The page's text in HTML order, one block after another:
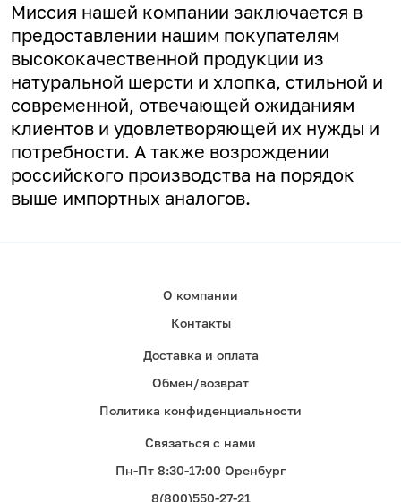
Миссия нашей компании заключается в
предоставлении нашим покупателям
высококачественной продукции из
натуральной шерсти и хлопка, стильной и
современной, отвечающей ожиданиям
клиентов и удовлетворяющей их нужды и
потребности. А также возрождении
российского производства на порядок
выше импортных аналогов.
О компании
Контакты
Доставка и оплата
Обмен/возврат
Политика конфиденциальности
Связаться с нами
Пн-Пт 8:30-17:00 Оренбург
8(800)550-27-21